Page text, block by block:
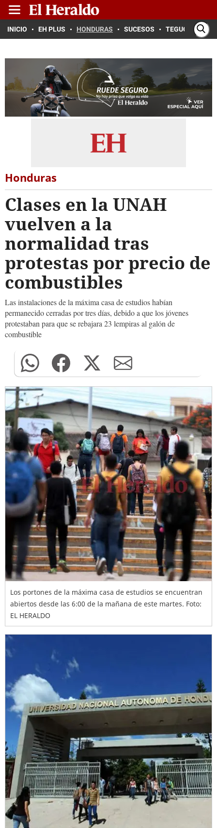
INICIO EH PLUS HONDURAS SUCESOS TEGUCIGALPA
Honduras
Clases en la UNAH
vuelven a la
normalidad tras
protestas por precio de
combustibles
Las instalaciones de la máxima casa de estudios habían
permanecido cerradas por tres días, debido a que los jóvenes
protestaban para que se rebajara 23 lempiras al galón de
combustible
Los portones de la máxima casa de estudios se encuentran
abiertos desde las 6:00 de la mañana de este martes. Foto:
EL HERALDO